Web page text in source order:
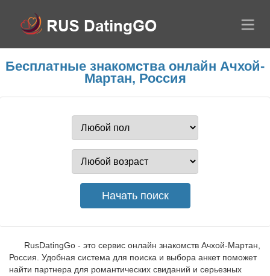
Бесплатные знакомства онлайн Ачхой-
Мартан, Россия
RusDatingGo - это сервис онлайн знакомств Ачхой-Мартан,
Россия. Удобная система для поиска и выбора анкет поможет
найти партнера для романтических свиданий и серьезных